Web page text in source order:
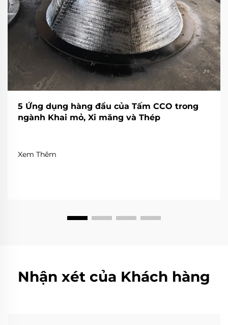
5 Ứng dụng hàng đầu của Tấm CCO trong
ngành Khai mỏ, Xi măng và Thép
Xem Thêm
Nhận xét của Khách hàng